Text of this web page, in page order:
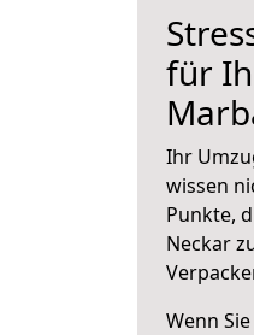
für
Ihr
wissen
Punkte,
Neckar
Wenn